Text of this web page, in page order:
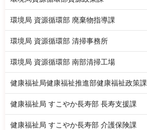
環境局 資源循環部 廃棄物指導課
環境局 資源循環部 清掃事務所
環境局 資源循環部 南部清掃工場
健康福祉局健康福祉推進部健康福祉政策課
健康福祉局 すこやか長寿部 長寿支援課
健康福祉局 すこやか長寿部 介護保険課